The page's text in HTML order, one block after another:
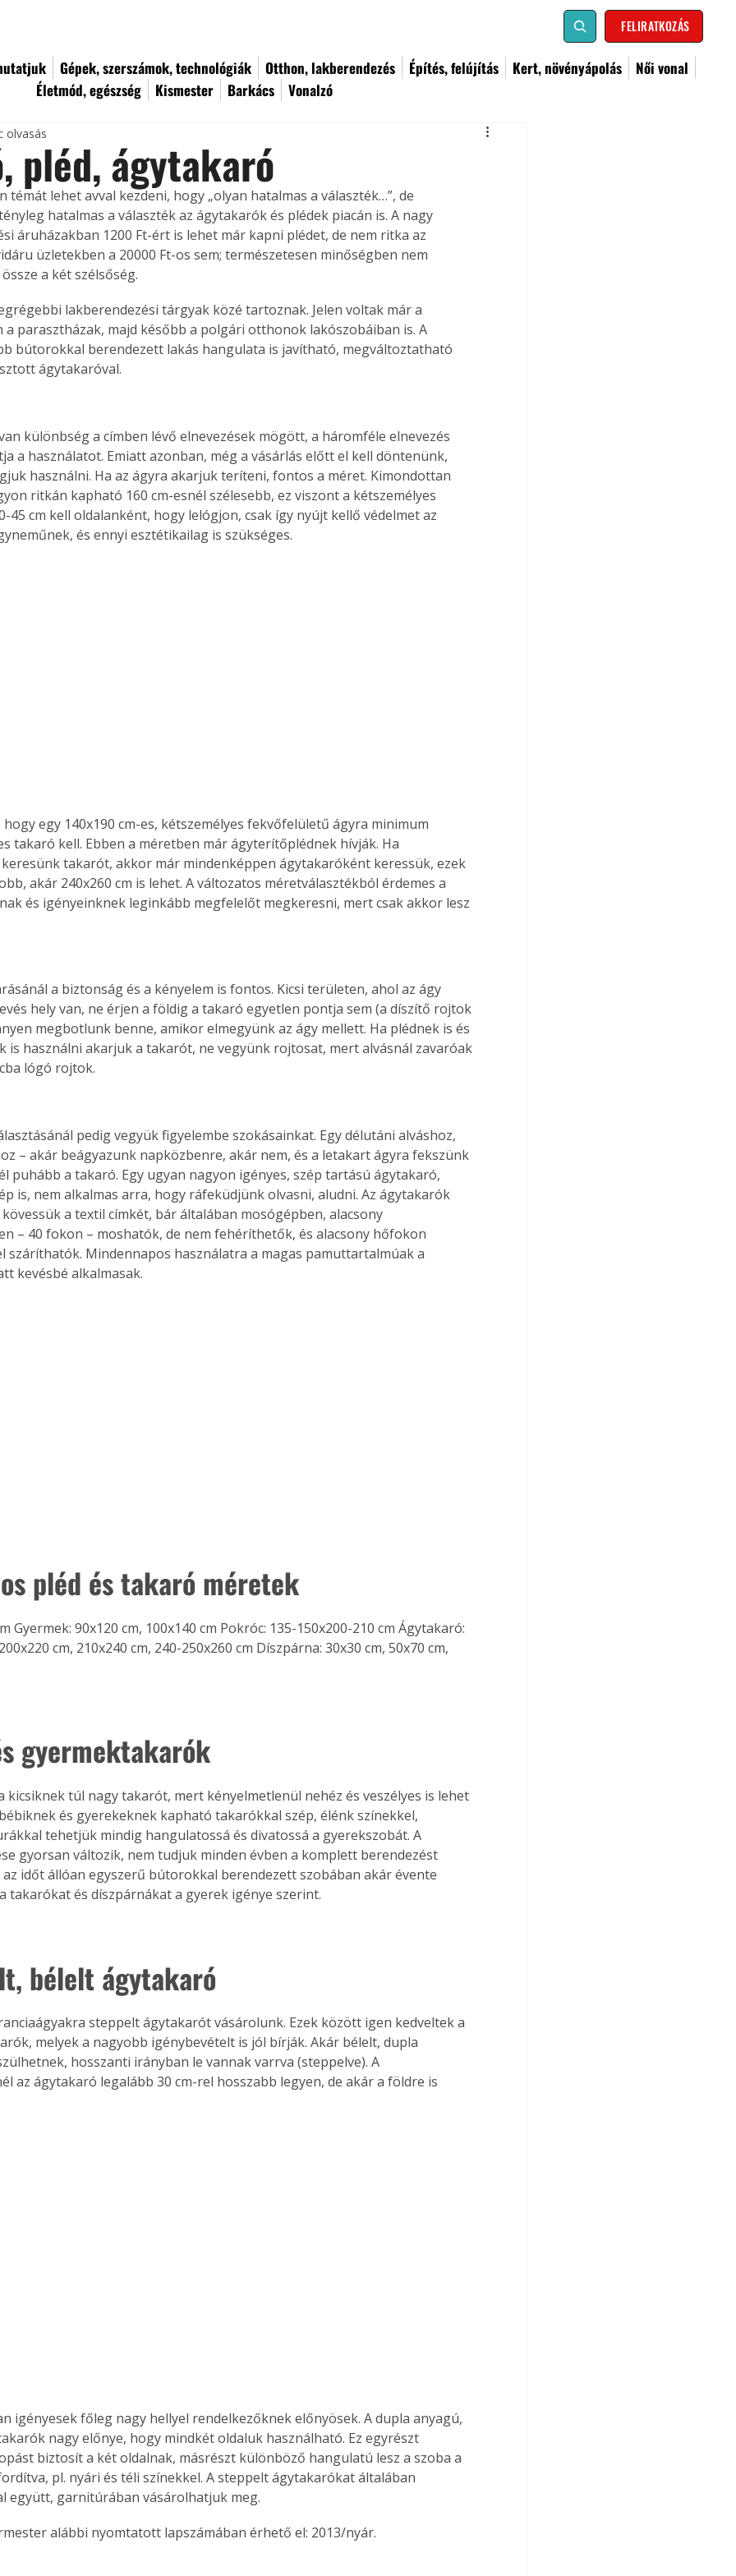
FELIRATKOZÁS
Gépek, szerszámok, technológiák Otthon, lakberendezés Építés, felújítás Kert, növényápolás
Női vonal
Életmód, egészség
Kismester Barkács Vonalzó
az
Old
új,
vagy
Bárhol,
élve
az
A
Bővebb információ itt!
Együtt jobban megéri! A
párosítással kedvezményes
áron, 0 Ft postaköltséggel
megrendelhetők!
pléd, ágytakaró
olvasás
témát lehet avval kezdeni, hogy „olyan hatalmas a választék…”, de
hatalmas a választék az ágytakarók és plédek piacán is. A nagy
áruházakban 1200 Ft-ért is lehet már kapni plédet, de nem ritka az
üzletekben a 20000 Ft-os sem; természetesen minőségben nem
a két szélsőség.
lakberendezési tárgyak közé tartoznak. Jelen voltak már a
a parasztházak, majd később a polgári otthonok lakószobáiban is. A
bútorokkal berendezett lakás hangulata is javítható, megváltoztatható
ágytakaróval.
különbség a címben lévő elnevezések mögött, a háromféle elnevezés
a használatot. Emiatt azonban, még a vásárlás előtt el kell döntenünk,
használni. Ha az ágyra akarjuk teríteni, fontos a méret. Kimondottan
ritkán kapható 160 cm-esnél szélesebb, ez viszont a kétszemélyes
45 cm kell oldalanként, hogy lelógjon, csak így nyújt kellő védelmet az
és ennyi esztétikailag is szükséges.
hogy egy 140x190 cm-es, kétszemélyes fekvőfelületű ágyra minimum
takaró kell. Ebben a méretben már ágyterítőplédnek hívják. Ha
takarót, akkor már mindenképpen ágytakaróként keressük, ezek
akár 240x260 cm is lehet. A változatos méretválasztékból érdemes a
és igényeinknek leginkább megfelelőt megkeresni, mert csak akkor lesz
a biztonság és a kényelem is fontos. Kicsi területen, ahol az ágy
hely van, ne érjen a földig a takaró egyetlen pontja sem (a díszítő rojtok
megbotlunk benne, amikor elmegyünk az ágy mellett. Ha plédnek is és
is használni akarjuk a takarót, ne vegyünk rojtosat, mert alvásnál zavaróak
lógó rojtok.
pedig vegyük figyelembe szokásainkat. Egy délutáni alváshoz,
– akár beágyazunk napközbenre, akár nem, és a letakart ágyra fekszünk
puhább a takaró. Egy ugyan nagyon igényes, szép tartású ágytakaró,
is, nem alkalmas arra, hogy ráfeküdjünk olvasni, aludni. Az ágytakarók
a textil címkét, bár általában mosógépben, alacsony
– 40 fokon – moshatók, de nem fehéríthetők, és alacsony hőfokon
száríthatók. Mindennapos használatra a magas pamuttartalmúak a
kevésbé alkalmasak.
pléd és takaró méretek
Gyermek: 90x120 cm, 100x140 cm Pokróc: 135-150x200-210 cm Ágytakaró:
cm, 210x240 cm, 240-250x260 cm Díszpárna: 30x30 cm, 50x70 cm,
gyermektakarók
kicsiknek túl nagy takarót, mert kényelmetlenül nehéz és veszélyes is lehet
és gyerekeknek kapható takarókkal szép, élénk színekkel,
tehetjük mindig hangulatossá és divatossá a gyerekszobát. A
gyorsan változik, nem tudjuk minden évben a komplett berendezést
az időt állóan egyszerű bútorokkal berendezett szobában akár évente
takarókat és díszpárnákat a gyerek igénye szerint.
bélelt ágytakaró
steppelt ágytakarót vásárolunk. Ezek között igen kedveltek a
melyek a nagyobb igénybevételt is jól bírják. Akár bélelt, dupla
hosszanti irányban le vannak varrva (steppelve). A
az ágytakaró legalább 30 cm-rel hosszabb legyen, de akár a földre is
igényesek főleg nagy hellyel rendelkezőknek előnyösek. A dupla anyagú,
nagy előnye, hogy mindkét oldaluk használható. Ez egyrészt
biztosít a két oldalnak, másrészt különböző hangulatú lesz a szoba a
pl. nyári és téli színekkel. A steppelt ágytakarókat általában
együtt, garnitúrában vásárolhatjuk meg.
alábbi nyomtatott lapszámában érhető el: 2013/nyár.